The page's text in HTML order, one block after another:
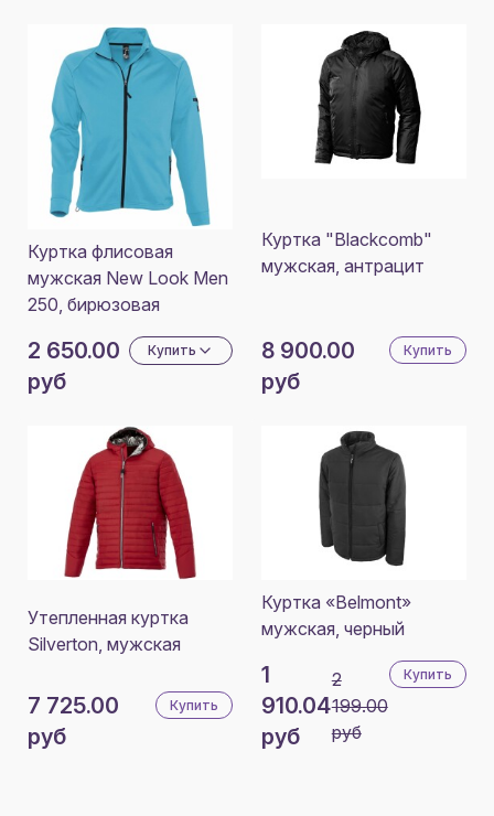
Куртка флисовая
мужская New Look Men
250, бирюзовая
2 650.00
руб
Купить
Куртка "Blackcomb"
мужская, антрацит
8 900.00
руб
Купить
Утепленная куртка
Silverton, мужская
7 725.00
руб
Купить
Куртка «Belmont»
мужская, черный
1
910.04
руб
2
199.00
руб
Купить